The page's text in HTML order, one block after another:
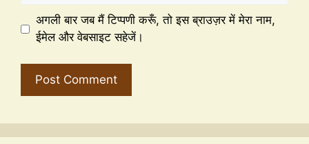
अगली बार जब मैं टिप्पणी करूँ, तो इस ब्राउज़र में मेरा नाम,
ईमेल और वेबसाइट सहेजें।